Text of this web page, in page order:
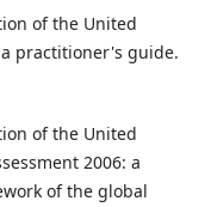
of the United
practitioner's guide.
of the United
2006: a
of the global